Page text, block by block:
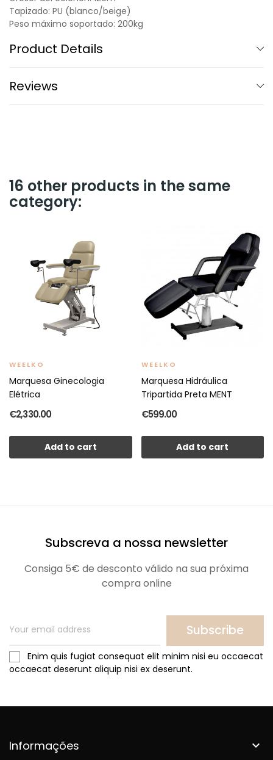
Tapizado: PU (blanco/beige)
Peso máximo soportado: 200kg
Product Details
Reviews
16 other products in the same
category:
WEELKO
Marquesa Ginecologia
Elétrica
€2,330.00
Add to cart
WEELKO
Marquesa Hidráulica
Tripartida Preta MENT
€599.00
Add to cart
Subscreva a nossa newsletter
Consiga 5€ de desconto válido na sua próxima
compra online
Subscribe
Enim quis fugiat consequat elit minim nisi eu occaecat
occaecat deserunt aliquip nisi ex deserunt.
Informações 